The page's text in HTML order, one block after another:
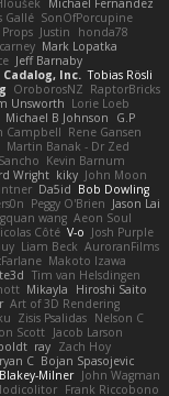
Michael Fernandez
Gallé SonOfPorcupine
Justin
honda78
Mark Lopatka
Jeff Barnaby
Cadalog, Inc. Tobias Rösli
OroborosNZ RaptorBricks
Unsworth Lorie Loeb
Michael B Johnson
G.P
Campbell Rene Gansen
Martin Banak - Dr Zed
Kevin Barnum
Wright kiky John Moon
Da5id Bob Dowling
Peggy O'Brien Jason Lai
wang Aeon Soul
Côté V-o Josh Purple
Liam Beck AuroranFilms
Makoto Izawa
Tim van Helsdingen
Mikayla
Hiroshi Saito
Art of 3D Rendering
Zisis Psalidas Nelson C
Scott Jacob Larson
ray Zach Hoy
C Bojan Spasojevic
Milner John Wagman
Frank Riccobono